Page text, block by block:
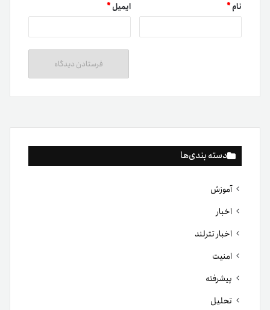
دسته بندی‌ها
آموزش
اخبار
اخبار تترلند
امنیت
پیشرفته
تحلیل
نام* ایمیل*